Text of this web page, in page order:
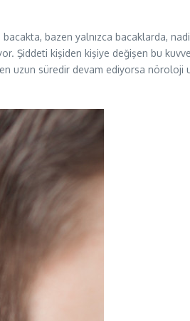
bazen yalnızca bacaklarda,
Şiddeti kişiden kişiye değişen bu
uzun süredir devam ediyorsa nöroloji